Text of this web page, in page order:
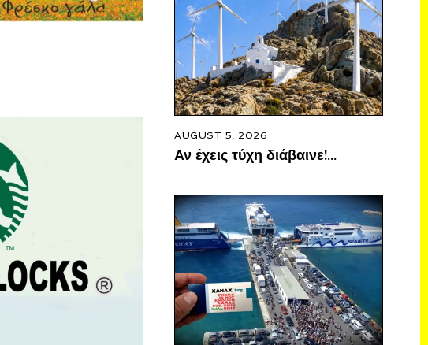
AUGUST 5, 2026
Αν έχεις τύχη διάβαινε!…